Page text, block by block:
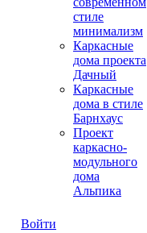
стиле
минимализм
Каркасные
дома проекта
Дачный
Каркасные
дома в стиле
Барнхаус
Проект
каркасно-
модульного
дома
Альпика
Войти